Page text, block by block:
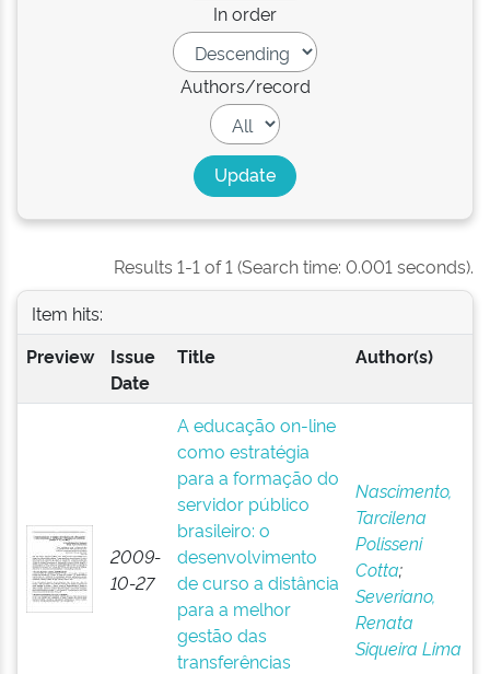
In order
Authors/record
Results 1-1 of 1 (Search time: 0.001 seconds).
Item hits:
Preview
Issue
Date
Title Author(s)
2009-
10-27
A educação on-line
como estratégia
para a formação do
servidor público
brasileiro: o
desenvolvimento
de curso a distância
para a melhor
gestão das
transferências
Nascimento,
Tarcilena
Polisseni
Cotta;
Severiano,
Renata
Siqueira Lima